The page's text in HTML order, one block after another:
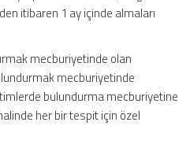
itibaren 1 ay içinde almaları
mecburiyetinde olan
mecburiyetinde
bulundurma mecburiyetine
her bir tespit için özel